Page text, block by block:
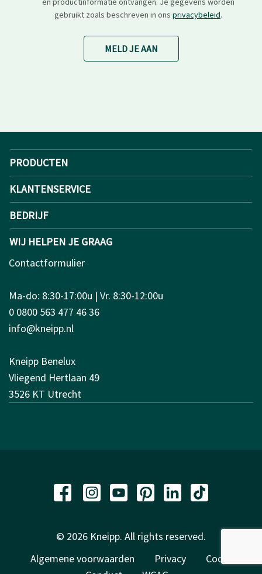
gebruikt zoals beschreven in ons privacybeleid.
MELD JE AAN
PRODUCTEN
KLANTENSERVICE
BEDRIJF
WIJ HELPEN JE GRAAG
Contactformulier
Ma-do: 8:30-17:00u | Vr. 8:30-12:00u
0 0800 563 477 46 36
info@kneipp.nl
Kneipp Benelux
Vliegend Hertlaan 49
3526 KT Utrecht
© 2026 Kneipp. All rights reserved.
Algemene voorwaarden
Privacy
Code of